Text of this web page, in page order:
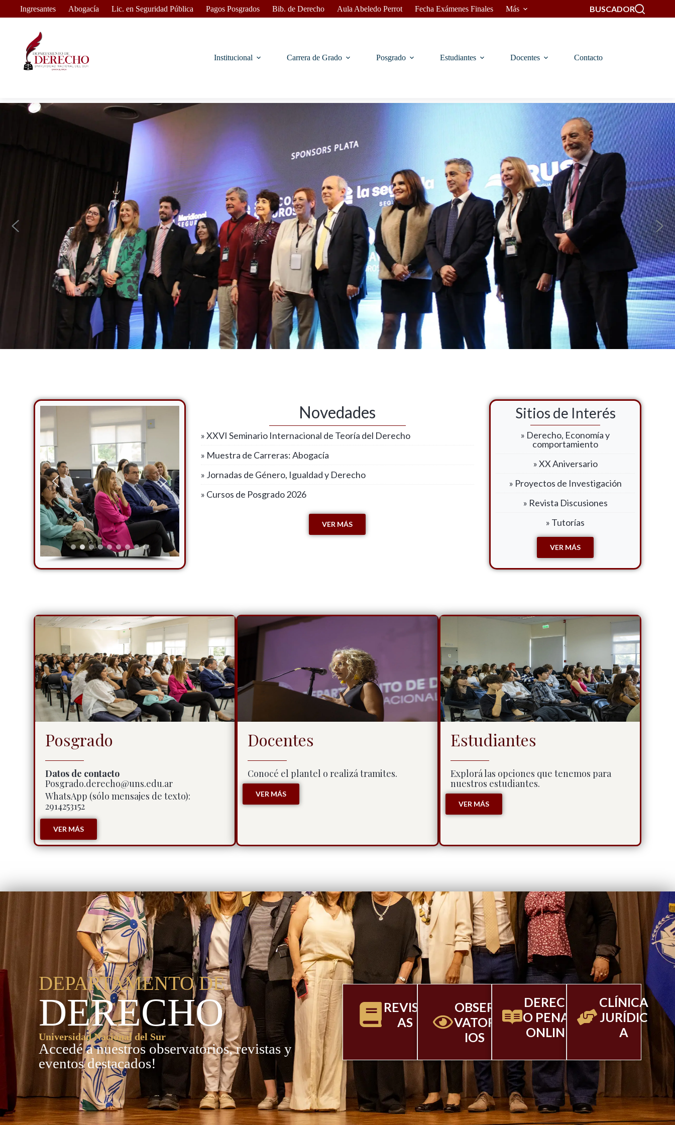
Ingresantes Abogacía Lic. en Seguridad Pública Pagos Posgrados Bib. de Derecho Aula Abeledo Perrot Fecha Exámenes Finales Más BUSCADOR
Institucional Carrera de Grado Posgrado Estudiantes Docentes Contacto
Novedades
» XXVI Seminario Internacional de Teoría del Derecho
» Muestra de Carreras: Abogacía
» Jornadas de Género, Igualdad y Derecho
» Cursos de Posgrado 2026
VER MÁS
Sitios de Interés
» Derecho, Economía y
comportamiento
» XX Aniversario
» Proyectos de Investigación
» Revista Discusiones
» Tutorías
VER MÁS
Posgrado
Datos de contacto
Posgrado.derecho@uns.edu.ar
WhatsApp (sólo mensajes de texto):
2914253152
VER MÁS
Docentes
Conocé el plantel o realizá tramites.
VER MÁS
Estudiantes
Explorá las opciones que tenemos para
nuestros estudiantes.
VER MÁS
DEPARTAMENTO DE
DERECHO
Universidad Nacional del Sur
Accedé a nuestros observatorios, revistas y
eventos destacados!
REVIST
AS
OBSER
VATOR
IOS
DERECH
O PENAL
ONLINE
CLÍNICA
JURÍDIC
A